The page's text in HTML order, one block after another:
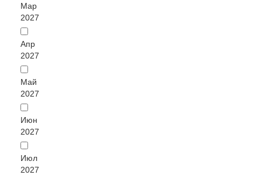
Мар
2027
Апр
2027
Май
2027
Июн
2027
Июл
2027